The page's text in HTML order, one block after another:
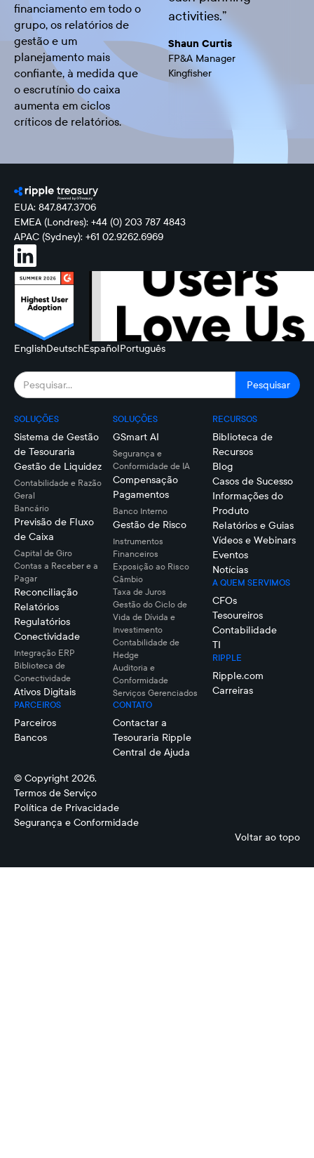
financiamento em todo o
grupo, os relatórios de
gestão e um
planejamento mais
confiante, à medida que
o escrutínio do caixa
aumenta em ciclos
críticos de relatórios.
activities.”
Shaun Curtis
FP&A Manager
Kingfisher
EUA: 847.847.3706
EMEA (Londres): +44 (0) 203 787 4843
APAC (Sydney): +61 02.9262.6969
EnglishDeutschEspañolPortuguês
SOLUÇÕES
Sistema de Gestão
de Tesouraria
Gestão de Liquidez
Contabilidade e Razão
Geral
Bancário
Previsão de Fluxo
de Caixa
Capital de Giro
Contas a Receber e a
Pagar
Reconciliação
Relatórios
Regulatórios
Conectividade
Integração ERP
Biblioteca de
Conectividade
Ativos Digitais
PARCEIROS
Parceiros
Bancos
SOLUÇÕES
GSmart AI
Segurança e
Conformidade de IA
Compensação
Pagamentos
Banco Interno
Gestão de Risco
Instrumentos
Financeiros
Exposição ao Risco
Câmbio
Taxa de Juros
Gestão do Ciclo de
Vida de Dívida e
Investimento
Contabilidade de
Hedge
Auditoria e
Conformidade
Serviços Gerenciados
CONTATO
Contactar a
Tesouraria Ripple
Central de Ajuda
RECURSOS
Biblioteca de
Recursos
Blog
Casos de Sucesso
Informações do
Produto
Relatórios e Guias
Vídeos e Webinars
Eventos
Notícias
A QUEM SERVIMOS
CFOs
Tesoureiros
Contabilidade
TI
RIPPLE
Ripple.com
Carreiras
© Copyright 2026.
Termos de Serviço
Política de Privacidade
Segurança e Conformidade
Voltar ao topo